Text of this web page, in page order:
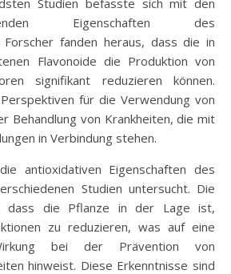
Eigenschaften des
Forscher fanden heraus, dass die in
Flavonoide die Produktion von
signifikant reduzieren können.
für die Verwendung von
Behandlung von Krankheiten, die mit
in Verbindung stehen.
antioxidativen Eigenschaften des
Studien untersucht. Die
dass die Pflanze in der Lage ist,
zu reduzieren, was auf eine
bei der Prävention von
hinweist. Diese Erkenntnisse sind